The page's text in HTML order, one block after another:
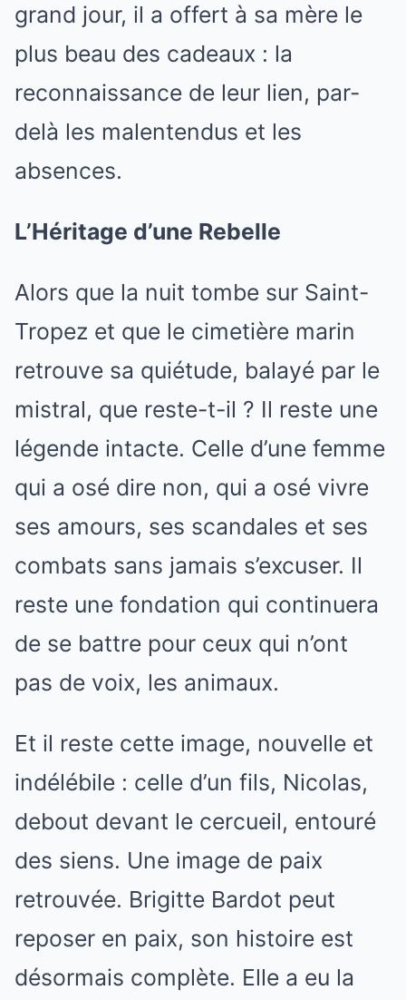
grand jour, il a offert à sa mère le
plus beau des cadeaux : la
reconnaissance de leur lien, par-
delà les malentendus et les
absences.
L’Héritage d’une Rebelle
Alors que la nuit tombe sur Saint-
Tropez et que le cimetière marin
retrouve sa quiétude, balayé par le
mistral, que reste-t-il ? Il reste une
légende intacte. Celle d’une femme
qui a osé dire non, qui a osé vivre
ses amours, ses scandales et ses
combats sans jamais s’excuser. Il
reste une fondation qui continuera
de se battre pour ceux qui n’ont
pas de voix, les animaux.
Et il reste cette image, nouvelle et
indélébile : celle d’un fils, Nicolas,
debout devant le cercueil, entouré
des siens. Une image de paix
retrouvée. Brigitte Bardot peut
reposer en paix, son histoire est
désormais complète. Elle a eu la